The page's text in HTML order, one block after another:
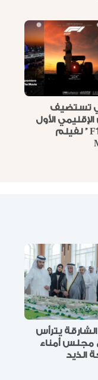
تستضيف
الأول
لفيلم ” F1® The
يترأس
مجلس أمناء